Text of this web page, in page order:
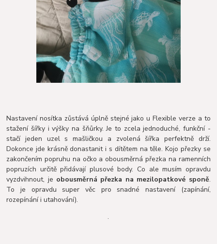
Nastavení nosítka zůstává úplně stejné jako u Flexible verze a to
stažení šířky i výšky na šňůrky. Je to zcela jednoduché, funkční -
stačí jeden uzel s mašličkou a zvolená šířka perfektně drží.
Dokonce jde krásně donastanit i s dítětem na těle. Kojo přezky se
zakončením popruhu na očko a obousměrná přezka na ramenních
popruzích určitě přidávají plusové body. Co ale musím opravdu
vyzdvihnout, je obousměrná přezka na mezilopatkové sponě.
To je opravdu super věc pro snadné nastavení (zapínání,
rozepínání i utahování).
.